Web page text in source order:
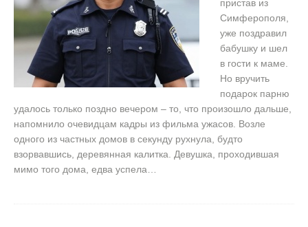
пристав из
Симферополя,
уже поздравил
бабушку и шел
в гости к маме.
Но вручить
подарок парню
удалось только поздно вечером – то, что произошло дальше,
напомнило очевидцам кадры из фильма ужасов. Возле
одного из частных домов в секунду рухнула, будто
взорвавшись, деревянная калитка. Девушка, проходившая
мимо того дома, едва успела…